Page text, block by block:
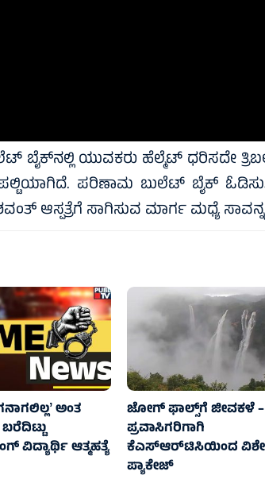
ಬೈಕ್‌ನಲ್ಲಿ ಯುವಕರು ಹೆಲ್ಮೆಟ್ ಧರಿಸದೇ
ಪರಿಣಾಮ ಬುಲೆಟ್ ಬೈಕ್
ಆಸ್ಪತ್ರೆಗೆ ಸಾಗಿಸುವ ಮಾರ್ಗ ಮಧ್ಯೆ
ಅಂತ
ವಿದ್ಯಾರ್ಥಿ ಆತ್ಮಹತ್ಯೆ‌
ಜೋಗ್‌ ಫಾಲ್ಸ್‌ಗೆ ಜೀವಕಳೆ –
ಪ್ರವಾಸಿಗರಿಗಾಗಿ
ಕೆಎಸ್ಆರ್‌ಟಿಸಿಯಿಂದ
ಪ್ಯಾಕೇಜ್